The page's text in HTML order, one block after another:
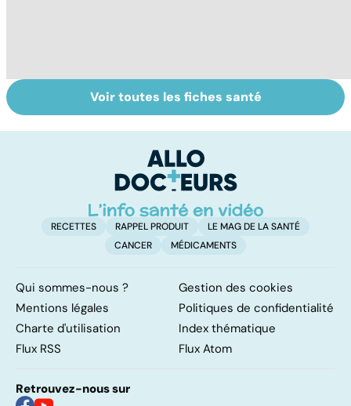
Tout savoir sur le
cerveau
Staphylocoque
doré : une
surveillance
Voir toutes les fiches santé
RECETTES RAPPEL PRODUIT
LE MAG DE LA SANTÉ
CANCER
MÉDICAMENTS
Qui sommes-nous ?
Gestion des cookies
Mentions légales
Politiques de confidentialité
Charte d'utilisation
Index thématique
Flux RSS
Flux Atom
Retrouvez-nous sur